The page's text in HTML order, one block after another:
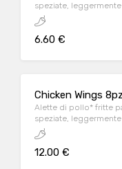
speziate,
salsa OWW
6.60 €
Chicken Wings 8pz
Alette di pollo* fritte
speziate,
salsa OWW
12.00 €